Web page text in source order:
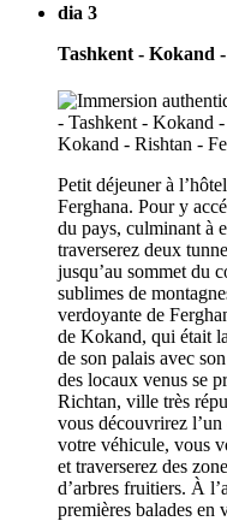
dia 3
Tashkent - Kokand
Petit déjeuner à
Ferghana. Pour y
du pays, culminant à
traverserez deux
jusqu’au sommet du
sublimes de
verdoyante de
de Kokand, qui était
de son palais avec
des locaux venus se
Richtan, ville très
vous découvrirez
votre véhicule, vous
et traverserez des
d’arbres fruitiers. À
premières balades en